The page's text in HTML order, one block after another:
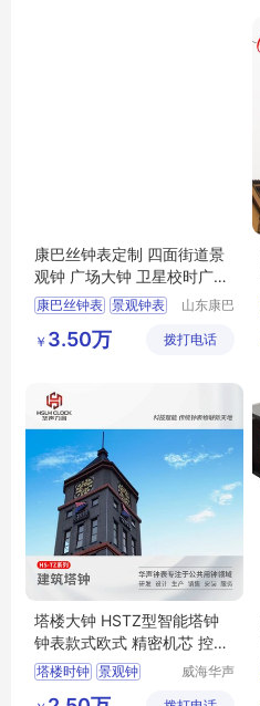
康巴丝钟表定制 四面街道景
观钟 广场大钟 卫星校时广告
创意立钟
康巴丝钟表 景观钟表
山东康巴
限公司
￥ 3.50万 拨打电话
塔楼大钟 HSTZ型智能塔钟
钟表款式欧式 精密机芯 控制
器抗干扰能力强
塔楼时钟 景观钟
威海华声